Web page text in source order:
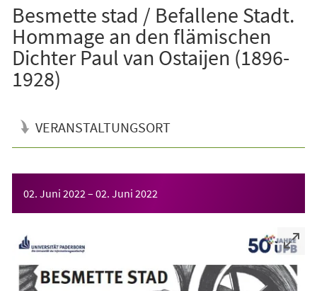
Besmette stad / Befallene Stadt.
Hommage an den flämischen
Dichter Paul van Ostaijen (1896-
1928)
VERANSTALTUNGSORT
02. Juni 2022 – 02. Juni 2022